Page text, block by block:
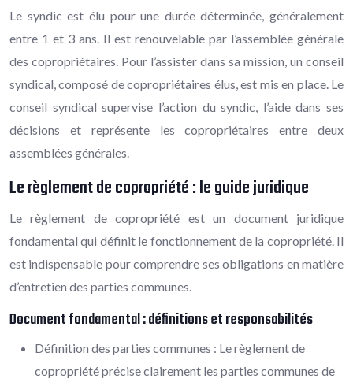
Le syndic est élu pour une durée déterminée, généralement
entre 1 et 3 ans. Il est renouvelable par l’assemblée générale
des copropriétaires. Pour l’assister dans sa mission, un conseil
syndical, composé de copropriétaires élus, est mis en place. Le
conseil syndical supervise l’action du syndic, l’aide dans ses
décisions et représente les copropriétaires entre deux
assemblées générales.
Le règlement de copropriété : le guide juridique
Le règlement de copropriété est un document juridique
fondamental qui définit le fonctionnement de la copropriété. Il
est indispensable pour comprendre ses obligations en matière
d’entretien des parties communes.
Document fondamental : définitions et responsabilités
Définition des parties communes : Le règlement de
copropriété précise clairement les parties communes de